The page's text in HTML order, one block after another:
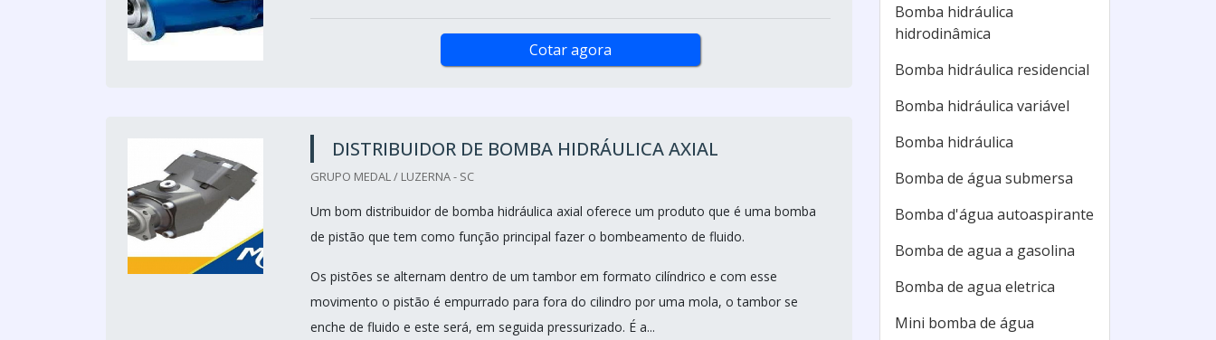
Cotar agora
DISTRIBUIDOR DE BOMBA HIDRÁULICA AXIAL
GRUPO MEDAL / LUZERNA - SC
Um bom distribuidor de bomba hidráulica axial oferece um produto que é uma bomba
de pistão que tem como função principal fazer o bombeamento de fluido.
Os pistões se alternam dentro de um tambor em formato cilíndrico e com esse
movimento o pistão é empurrado para fora do cilindro por uma mola, o tambor se
enche de fluido e este será, em seguida pressurizado. É a...
Bomba hidráulica
hidrodinâmica
Bomba hidráulica residencial
Bomba hidráulica variável
Bomba hidráulica
Bomba de água submersa
Bomba d'água autoaspirante
Bomba de agua a gasolina
Bomba de agua eletrica
Mini bomba de água